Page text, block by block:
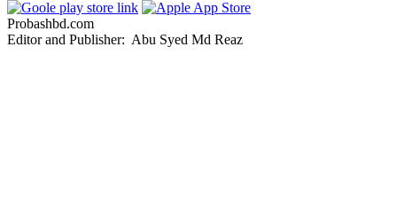
Probashbd.com
Editor and Publisher: Abu Syed Md Reaz